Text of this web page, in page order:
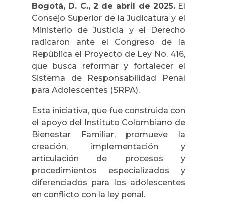
Bogotá, D. C., 2 de abril de 2025.El
Consejo Superior de la Judicatura y el
Ministerio de Justicia y el Derecho
radicaron ante el Congreso de la
República el Proyecto de Ley No. 416,
que busca reformar y fortalecer el
Sistema de Responsabilidad Penal
para Adolescentes (SRPA).
Esta iniciativa, que fue construida con
el apoyo del Instituto Colombiano de
Bienestar Familiar, promueve la
creación, implementación y
articulación de procesos y
procedimientos especializados y
diferenciados para los adolescentes
en conflicto con la ley penal.